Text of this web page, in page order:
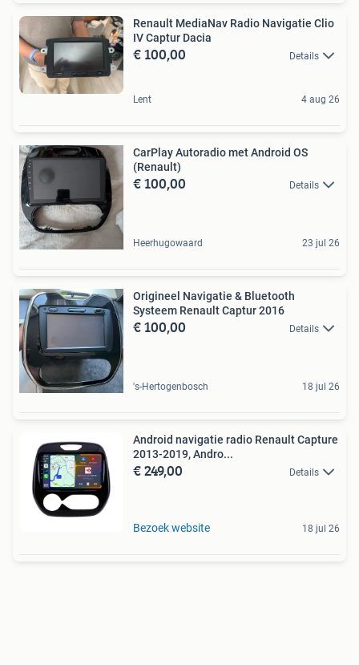
Renault MediaNav Radio Navigatie Clio
IV Captur Dacia
€ 100,00 Details
Lent 4 aug 26
CarPlay Autoradio met Android OS
(Renault)
€ 100,00 Details
Heerhugowaard 23 jul 26
Origineel Navigatie & Bluetooth
Systeem Renault Captur 2016
€ 100,00 Details
's-Hertogenbosch 18 jul 26
Android navigatie radio Renault Capture
2013-2019, Andro...
€ 249,00 Details
Bezoek website 18 jul 26